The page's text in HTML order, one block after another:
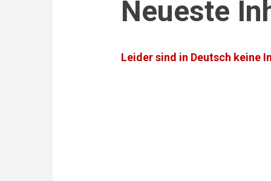
Neueste
Leider sind in Deutsch keine